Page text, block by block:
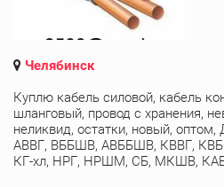
Челябинск
Куплю кабель силовой, кабель
шланговый, провод с хранения,
неликвид, остатки, новый,
АВВГ, ВББШВ, АВББШВ, КВВГ,
КГ-хл, НРГ, НРШМ, СБ, МКШВ,